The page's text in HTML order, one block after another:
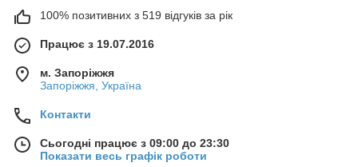
100% позитивних з 519 відгуків за рік
Працює з 19.07.2016
м. Запоріжжя
Запоріжжя, Україна
Контакти
Сьогодні працює з 09:00 до 23:30
Показати весь графік роботи